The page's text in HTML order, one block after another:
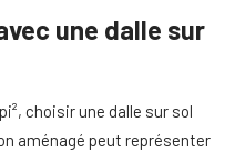
une dalle sur
choisir une dalle sur sol
aménagé peut représenter